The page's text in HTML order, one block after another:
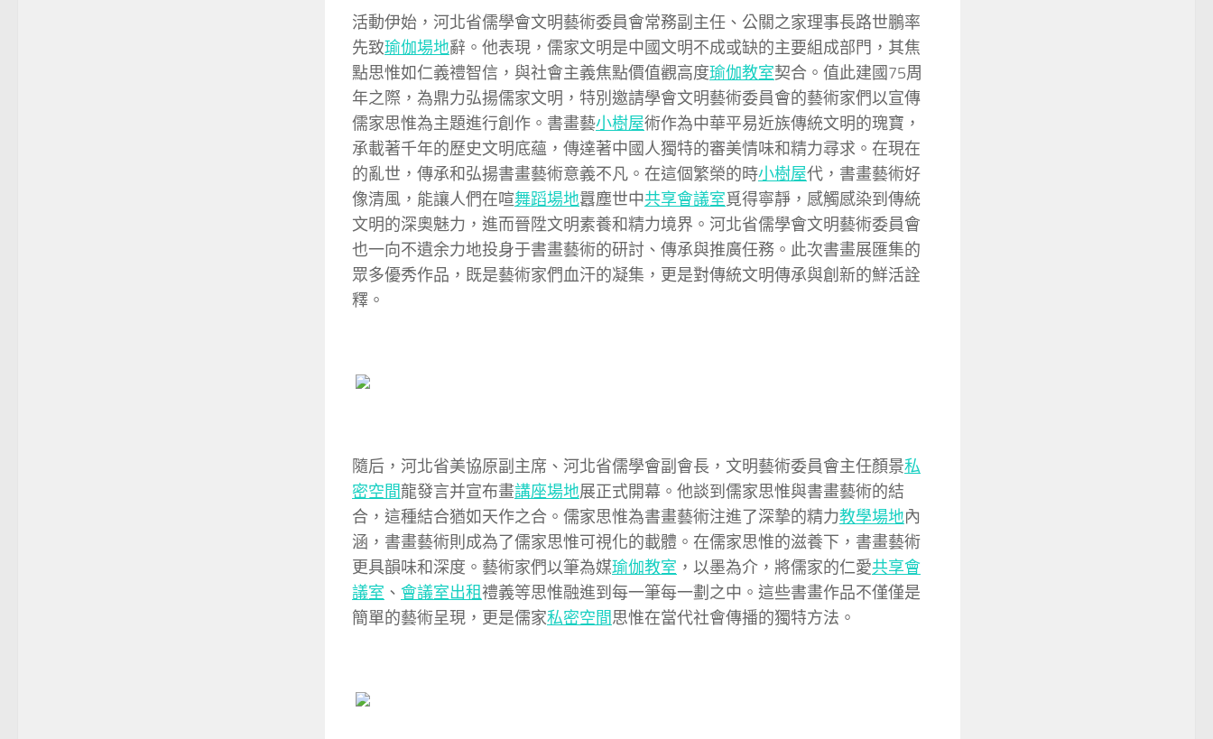
活動伊始，河北省儒學會文明藝術委員會常務副主任、公關之家理事長路世鵬率
先致瑜伽場地辭。他表現，儒家文明是中國文明不成或缺的主要組成部門，其焦
點思惟如仁義禮智信，與社會主義焦點價值觀高度瑜伽教室契合。值此建國75周
年之際，為鼎力弘揚儒家文明，特別邀請學會文明藝術委員會的藝術家們以宣傳
儒家思惟為主題進行創作。書畫藝小樹屋術作為中華平易近族傳統文明的瑰寶，
承載著千年的歷史文明底蘊，傳達著中國人獨特的審美情味和精力尋求。在現在
的亂世，傳承和弘揚書畫藝術意義不凡。在這個繁榮的時小樹屋代，書畫藝術好
像清風，能讓人們在喧舞蹈場地囂塵世中共享會議室覓得寧靜，感觸感染到傳統
文明的深奧魅力，進而晉陞文明素養和精力境界。河北省儒學會文明藝術委員會
也一向不遺余力地投身于書畫藝術的研討、傳承與推廣任務。此次書畫展匯集的
眾多優秀作品，既是藝術家們血汗的凝集，更是對傳統文明傳承與創新的鮮活詮
釋。
隨后，河北省美協原副主席、河北省儒學會副會長，文明藝術委員會主任顏景私
密空間龍發言并宣布畫講座場地展正式開幕。他談到儒家思惟與書畫藝術的結
合，這種結合猶如天作之合。儒家思惟為書畫藝術注進了深摯的精力教學場地內
涵，書畫藝術則成為了儒家思惟可視化的載體。在儒家思惟的滋養下，書畫藝術
更具韻味和深度。藝術家們以筆為媒瑜伽教室 ，以墨為介，將儒家的仁愛共享會
議室 、 會議室出租禮義等思惟融進到每一筆每一劃之中。這些書畫作品不僅僅是
簡單的藝術呈現，更是儒家私密空間思惟在當代社會傳播的獨特方法。